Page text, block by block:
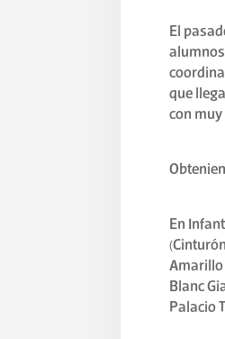
El
que
con
En
Amarillo
Blanc
Palacio